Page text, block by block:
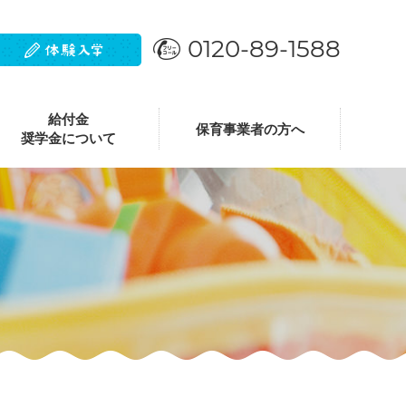
0120-89-1588
給付金
奨学金について
保育事業者の方へ